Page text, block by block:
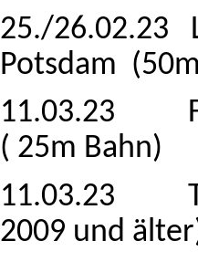
25./26.02.23
Potsdam
11.03.23
( 25m Bahn)
11.03.23
2009 und